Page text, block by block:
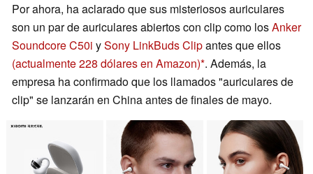
Por ahora, ha aclarado que sus misteriosos auriculares
son un par de auriculares abiertos con clip como losAnker
Soundcore C50i ySony LinkBuds Clipantes que ellos
(actualmente 228 dólares en Amazon) . Además, la
empresa ha confirmado que los llamados "auriculares de
clip" se lanzarán en China antes de finales de mayo.